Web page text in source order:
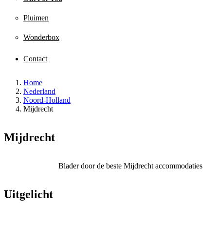
Pluimen
Wonderbox
Contact
Home
Nederland
Noord-Holland
Mijdrecht
Mijdrecht
Blader door de beste Mijdrecht accommodaties
Uitgelicht